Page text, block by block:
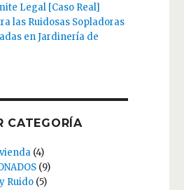
Legal [Caso Real]
las Ruidosas Sopladoras
en Jardinería de
CATEGORÍA
(4)
(9)
Ruido (5)